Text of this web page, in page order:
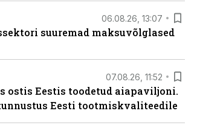
06.08.26, 13:07
suuremad maksuvõlglased
07.08.26, 11:52
ostis Eestis toodetud aiapaviljoni.
Eesti tootmiskvaliteedile